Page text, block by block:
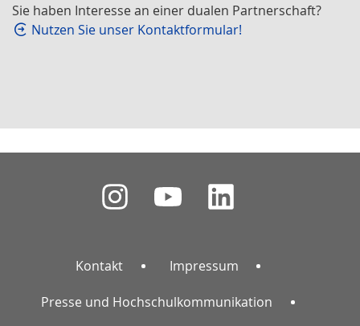
Sie haben Interesse an einer dualen Partnerschaft?
Nutzen Sie unser Kontaktformular!
Kontakt Impressum
Presse und Hochschulkommunikation